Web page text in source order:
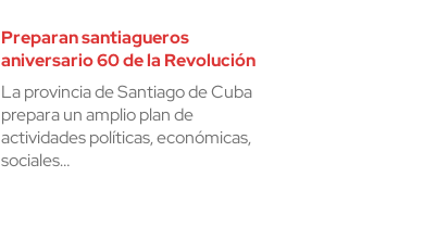
Preparan santiagueros
aniversario 60 de la Revolución
La provincia de Santiago de Cuba
prepara un amplio plan de
actividades políticas, económicas,
sociales…